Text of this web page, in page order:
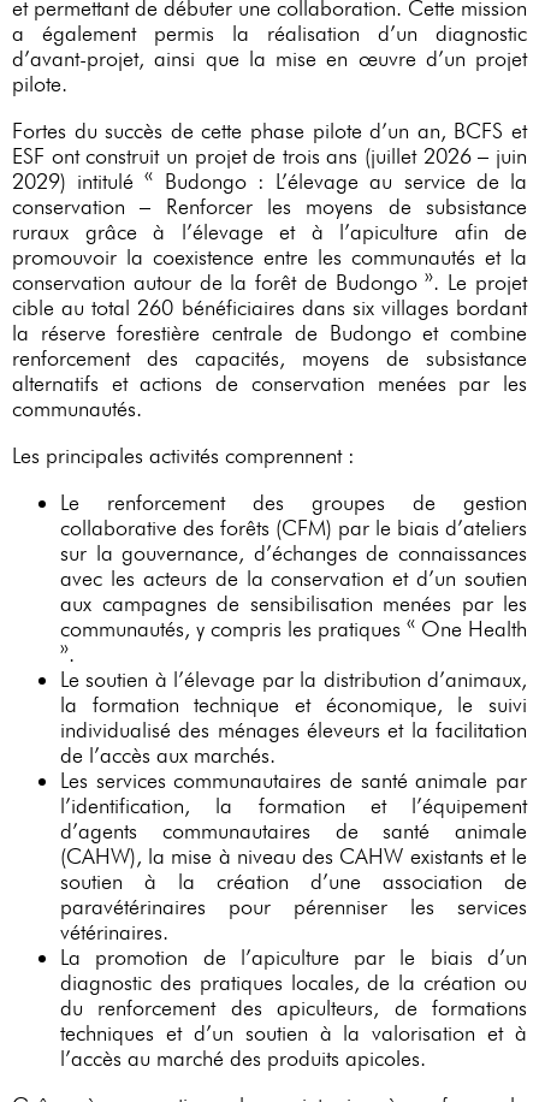
et permettant de débuter une collaboration. Cette mission
a également permis la réalisation d’un diagnostic
d’avant-projet, ainsi que la mise en œuvre d’un projet
pilote.
Fortes du succès de cette phase pilote d’un an, BCFS et
ESF ont construit un projet de trois ans (juillet 2026 – juin
2029) intitulé « Budongo : L’élevage au service de la
conservation – Renforcer les moyens de subsistance
ruraux grâce à l’élevage et à l’apiculture afin de
promouvoir la coexistence entre les communautés et la
conservation autour de la forêt de Budongo ». Le projet
cible au total 260 bénéficiaires dans six villages bordant
la réserve forestière centrale de Budongo et combine
renforcement des capacités, moyens de subsistance
alternatifs et actions de conservation menées par les
communautés.
Les principales activités comprennent :
Le renforcement des groupes de gestion
collaborative des forêts (CFM) par le biais d’ateliers
sur la gouvernance, d’échanges de connaissances
avec les acteurs de la conservation et d’un soutien
aux campagnes de sensibilisation menées par les
communautés, y compris les pratiques « One Health
».
Le soutien à l’élevage par la distribution d’animaux,
la formation technique et économique, le suivi
individualisé des ménages éleveurs et la facilitation
de l’accès aux marchés.
Les services communautaires de santé animale par
l’identification, la formation et l’équipement
d’agents communautaires de santé animale
(CAHW), la mise à niveau des CAHW existants et le
soutien à la création d’une association de
paravétérinaires pour pérenniser les services
vétérinaires.
La promotion de l’apiculture par le biais d’un
diagnostic des pratiques locales, de la création ou
du renforcement des apiculteurs, de formations
techniques et d’un soutien à la valorisation et à
l’accès au marché des produits apicoles.